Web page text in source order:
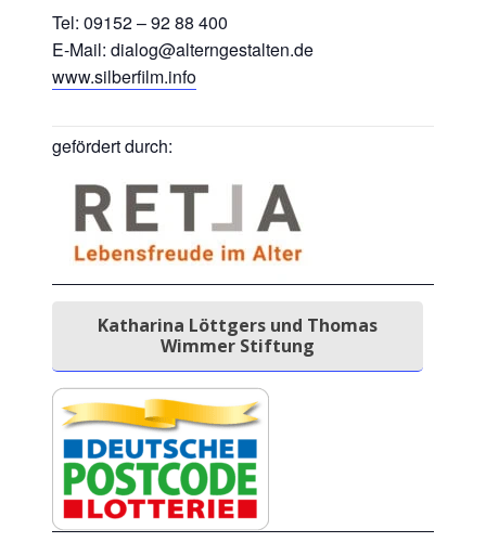
Tel: 09152 – 92 88 400
E-Mail: dialog@alterngestalten.de
www.silberfilm.info
gefördert durch:
Katharina Löttgers und Thomas
Wimmer Stiftung